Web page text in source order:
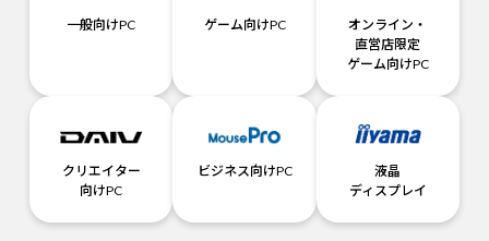
一般向けPC ゲーム向けPC
オンライン・
直営店限定
ゲーム向けPC
クリエイター
向けPC
ビジネス向けPC
液晶
ディスプレイ